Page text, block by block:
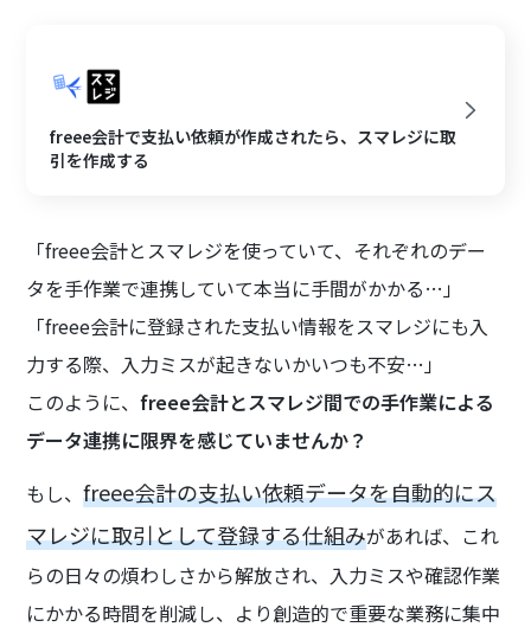
freee会計で支払い依頼が作成されたら、スマレジに取
引を作成する
「freee会計とスマレジを使っていて、それぞれのデー
タを手作業で連携していて本当に手間がかかる…」
「freee会計に登録された支払い情報をスマレジにも入
力する際、入力ミスが起きないかいつも不安…」
このように、freee会計とスマレジ間での手作業による
データ連携に限界を感じていませんか？
もし、freee会計の支払い依頼データを自動的にス
マレジに取引として登録する仕組みがあれば、これ
らの日々の煩わしさから解放され、入力ミスや確認作業
にかかる時間を削減し、より創造的で重要な業務に集中